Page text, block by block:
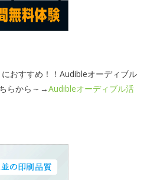
おすすめ！！Audibleオーディブル
らから～→Audibleオーディブル活